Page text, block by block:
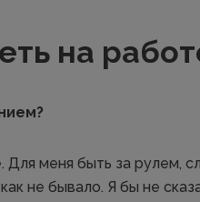
на
меня быть за рулем,
не бывало. Я бы не